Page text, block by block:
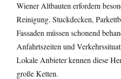
Wiener Altbauten erfordern
Reinigung. Stuckdecken,
Fassaden müssen schonend
Anfahrtszeiten und
Lokale Anbieter kennen diese
große Ketten.